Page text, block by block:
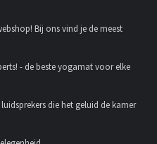
Bij ons vind je de meest
- de beste yogamat voor elke
die het geluid de kamer